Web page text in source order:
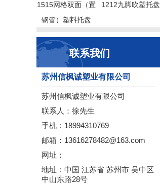
1515网格双面（置
钢管）塑料托盘
1212九脚吹塑托盘
联系我们
苏州信枫诚塑业有限公司
苏州信枫诚塑业有限公司
联系人：徐先生
手机：18994310769
邮箱：13616278482@163.com
网址：
地址：中国 江苏省 苏州市 吴中区
中山东路28号